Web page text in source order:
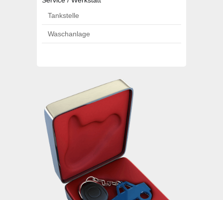
Tankstelle
Waschanlage